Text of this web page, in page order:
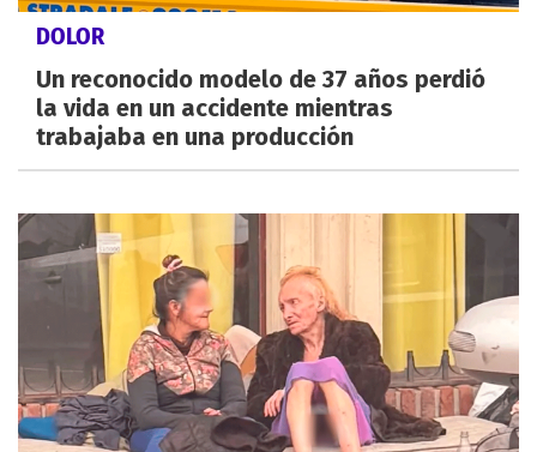
DOLOR
Un reconocido modelo de 37 años perdió
la vida en un accidente mientras
trabajaba en una producción